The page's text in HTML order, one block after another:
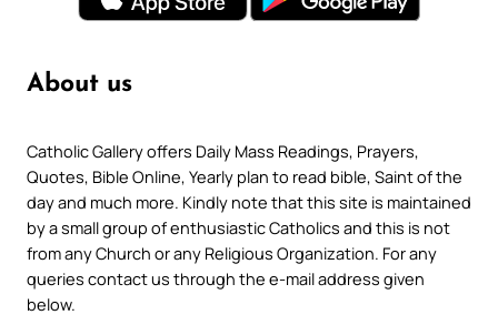
About us
Catholic Gallery offers Daily Mass Readings, Prayers,
Quotes, Bible Online, Yearly plan to read bible, Saint of the
day and much more. Kindly note that this site is maintained
by a small group of enthusiastic Catholics and this is not
from any Church or any Religious Organization. For any
queries contact us through the e-mail address given
below.